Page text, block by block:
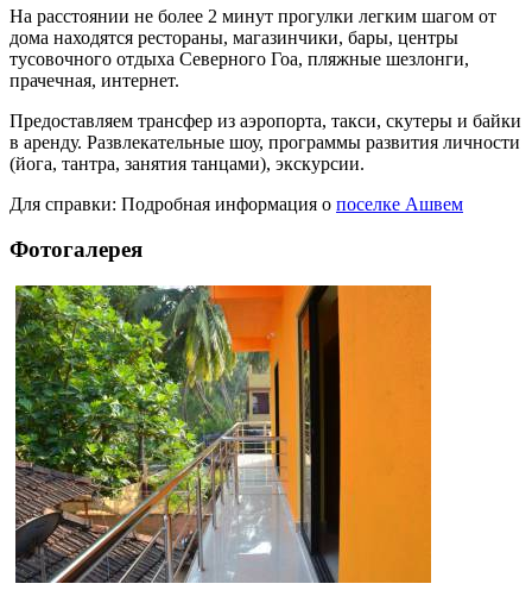
На расстоянии не более 2 минут прогулки легким шагом от
дома находятся рестораны, магазинчики, бары, центры
тусовочного отдыха Северного Гоа, пляжные шезлонги,
прачечная, интернет.
Предоставляем трансфер из аэропорта, такси, скутеры и байки
в аренду. Развлекательные шоу, программы развития личности
(йога, тантра, занятия танцами), экскурсии.
Для справки: Подробная информация о поселке Ашвем
Фотогалерея